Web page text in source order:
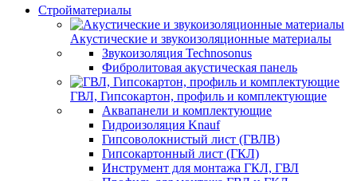
Стройматериалы
Акустические и звукоизоляционные материалы
Звукоизоляция Technosonus
Фибролитовая акустическая панель
ГВЛ, Гипсокартон, профиль и комплектующие
Аквапанели и комплектующие
Гидроизоляция Knauf
Гипсоволокнистый лист (ГВЛВ)
Гипсокартонный лист (ГКЛ)
Инструмент для монтажа ГКЛ, ГВЛ